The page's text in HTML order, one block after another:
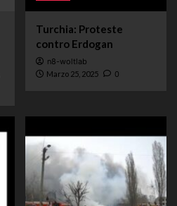
Turchia: Proteste
contro Erdogan
n8-woltlab
Marzo 25, 2025 0